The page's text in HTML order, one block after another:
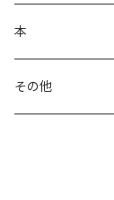
ポスター
シール・ステッカー
バッグ
バッジ・ブローチ
キーホルダー
本
その他